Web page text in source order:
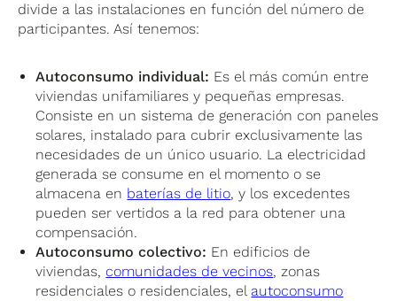
divide a las instalaciones en función del número de
participantes. Así tenemos:
Autoconsumo individual: Es el más común entre
viviendas unifamiliares y pequeñas empresas.
Consiste en un sistema de generación con paneles
solares, instalado para cubrir exclusivamente las
necesidades de un único usuario. La electricidad
generada se consume en el momento o se
almacena en baterías de litio, y los excedentes
pueden ser vertidos a la red para obtener una
compensación.
Autoconsumo colectivo: En edificios de
viviendas, comunidades de vecinos, zonas
residenciales o residenciales, el autoconsumo